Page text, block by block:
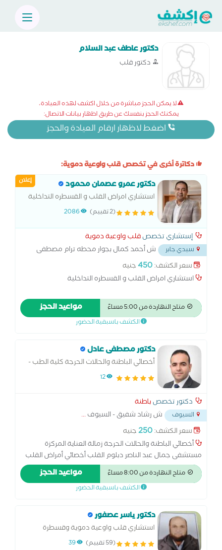
دكتور عاطف عبد السلام
دكتور قلب
لا يمكن الحجز مباشرة من خلال اكشف لهذه العيادة،
يمكنك الحجز بنفسك عن طريق اظهار بيانات الاتصال:
اضغط لاظهار ارقام العيادة والحجز
دكاترة أخرى في تخصص قلب واوعية دموية:
إعلان دكتور عمرو عصمان محمود
استشاري امراض القلب و القسطره التداخلية
(2 تقييم) 2086
إستشاري تخصصقلب واوعية دموية
سيدي جابر
ش أحمد كمال بجوار محطه ترام مصطفى
كامل (على الترام مباشرة)... سعر الكشف:450جنيه
استشاري امراض القلب و القسطره التداخلية
متاح النهاردة من 5:00 مساءً مواعيد الحجز
الكشف باسبقية الحضور
دكتور مصطفى عادل
أخصائي الباطنة والحالات الحرجة كلية الطب -
جامعة الاسكندرية متابعة الضغط والسكري
12
دكتور تخصصباطنة
السيوف ش رشاد شفيق - السيوف...
سعر الكشف:250جنيه
أخصائي الباطنة والحالات الحرجة زمالة العناية المركزة
مستشفى جمال عبد الناصر دبلوم القلب أخصائي أمراض القلب
كلية الطب - جامعة الاسكندرية متابعة الضغط والسكري
أمراض القلب والكلى والأمراض الصدرية الكشف بالسونار يوجد
متاح النهاردة من 8:00 مساءً مواعيد الحجز
الكشف باسبقية الحضور
دكتور ياسر عصفور
استشاري قلب واوعية دموية وقسطرة
علاجية
(59 تقييم) 39